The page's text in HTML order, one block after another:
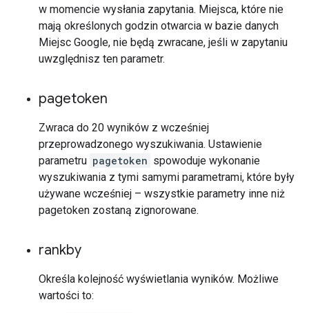
w momencie wysłania zapytania. Miejsca, które nie
mają określonych godzin otwarcia w bazie danych
Miejsc Google, nie będą zwracane, jeśli w zapytaniu
uwzględnisz ten parametr.
pagetoken
Zwraca do 20 wyników z wcześniej
przeprowadzonego wyszukiwania. Ustawienie
parametru pagetoken spowoduje wykonanie
wyszukiwania z tymi samymi parametrami, które były
używane wcześniej – wszystkie parametry inne niż
pagetoken zostaną zignorowane.
rankby
Określa kolejność wyświetlania wyników. Możliwe
wartości to: